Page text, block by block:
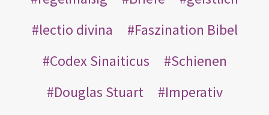
lectio divina
Faszination Bibel
Codex Sinaiticus
Schienen
Douglas Stuart
Imperativ